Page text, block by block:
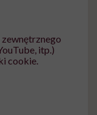
itp.)
cookie.